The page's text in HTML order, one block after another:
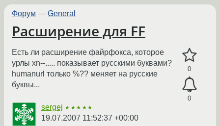
Форум — General
Расширение для FF
0
0
Есть ли расширение файрфокса, которое
урлы xn--..... показывает русскими буквами?
humanurl только %?? меняет на русские
буквы...
sergej ★★★★★
19.07.2007 11:52:37 +00:00